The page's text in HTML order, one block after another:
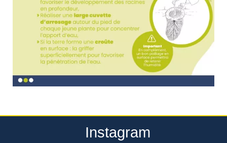
Instagram